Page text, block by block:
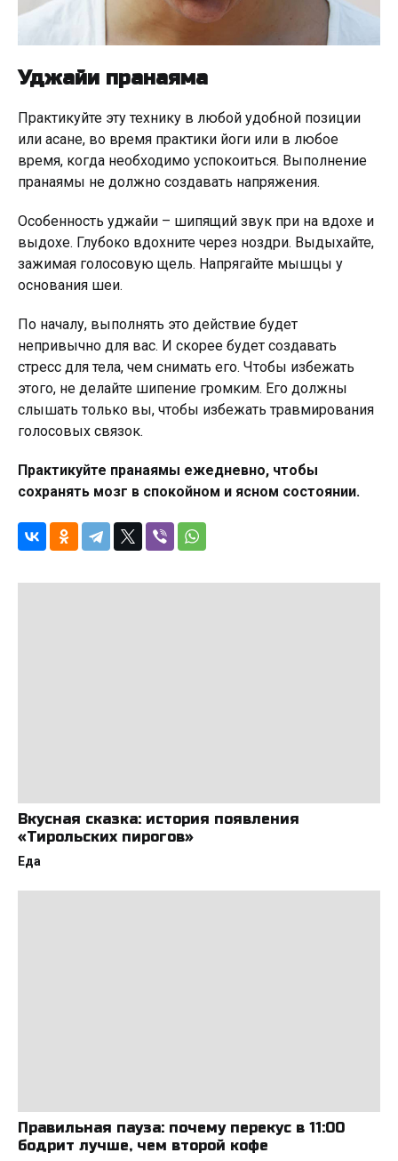
Уджайи пранаяма
Практикуйте эту технику в любой удобной позиции
или асане, во время практики йоги или в любое
время, когда необходимо успокоиться. Выполнение
пранаямы не должно создавать напряжения.
Особенность уджайи – шипящий звук при на вдохе и
выдохе. Глубоко вдохните через ноздри. Выдыхайте,
зажимая голосовую щель. Напрягайте мышцы у
основания шеи.
По началу, выполнять это действие будет
непривычно для вас. И скорее будет создавать
стресс для тела, чем снимать его. Чтобы избежать
этого, не делайте шипение громким. Его должны
слышать только вы, чтобы избежать травмирования
голосовых связок.
Практикуйте пранаямы ежедневно, чтобы
сохранять мозг в спокойном и ясном состоянии.
Вкусная сказка: история появления
«Тирольских пирогов»
Еда
Правильная пауза: почему перекус в 11:00
бодрит лучше, чем второй кофе